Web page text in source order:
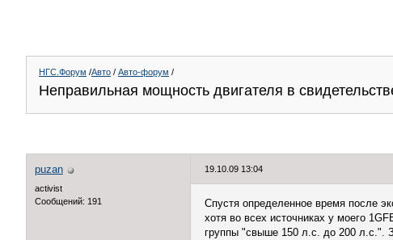
НГС.Форум /Авто / Авто-форум /
Неправильная мощность двигателя в
puzan
activist
Сообщений: 191
19.10.09 13:04
Спустя определенное время после
хотя во всех источниках у моего
группы "свыше 150 л.с. до 200 л.с.".